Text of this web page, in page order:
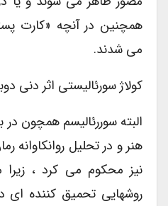
همچنین در آنچه «کارت
می شدند.
کولاژ سورئالیستی اثر دنی دوبوا
البته سوررئالیسم همچون در
هنر و در تحلیل روانکاوانه
نیز محکوم می کرد ، زیرا
روشهایی تحمیق کننده ای